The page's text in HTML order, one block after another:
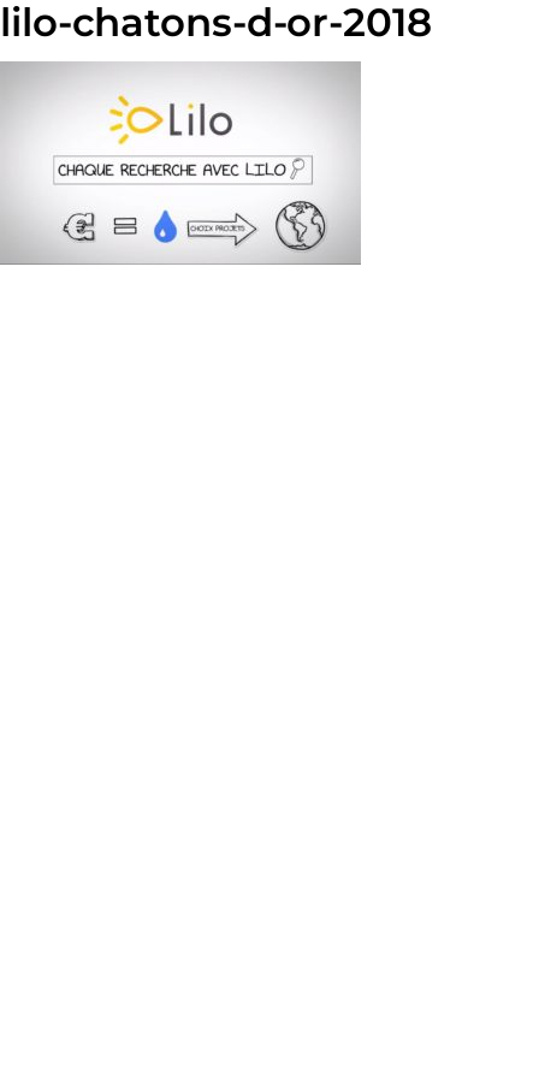
lilo-chatons-d-or-2018